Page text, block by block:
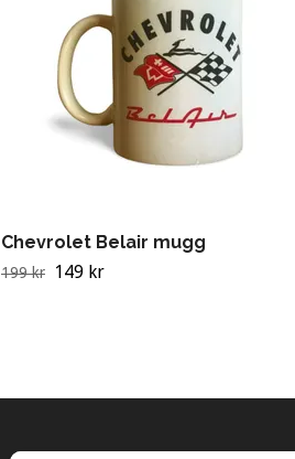
Chevrolet Belair mugg
199 kr 149 kr